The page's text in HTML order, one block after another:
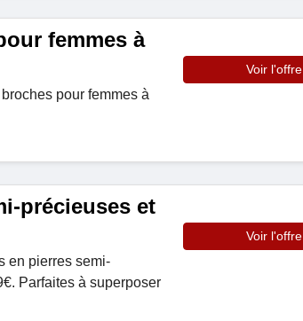
femmes à
pour femmes à
Voir l'offre
précieuses et
en pierres semi-
Parfaites à superposer
Voir l'offre